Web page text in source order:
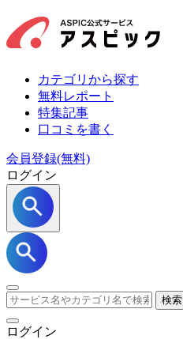
カテゴリから探す
無料レポート
特集記事
口コミを書く
会員登録(無料)
ログイン
検索
ログイン